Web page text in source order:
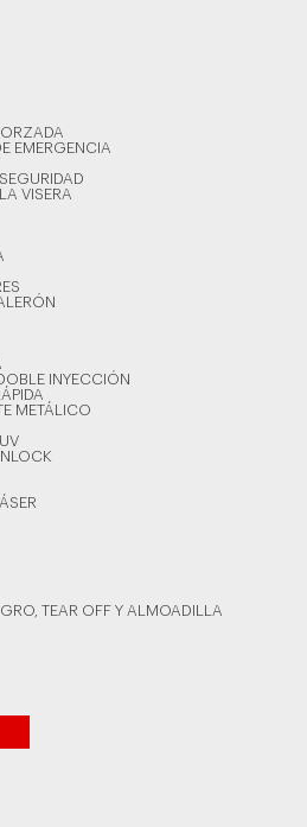
EMERGENCIA
VISERA
INYECCIÓN
METÁLICO
TEAR OFF Y ALMOADILLA